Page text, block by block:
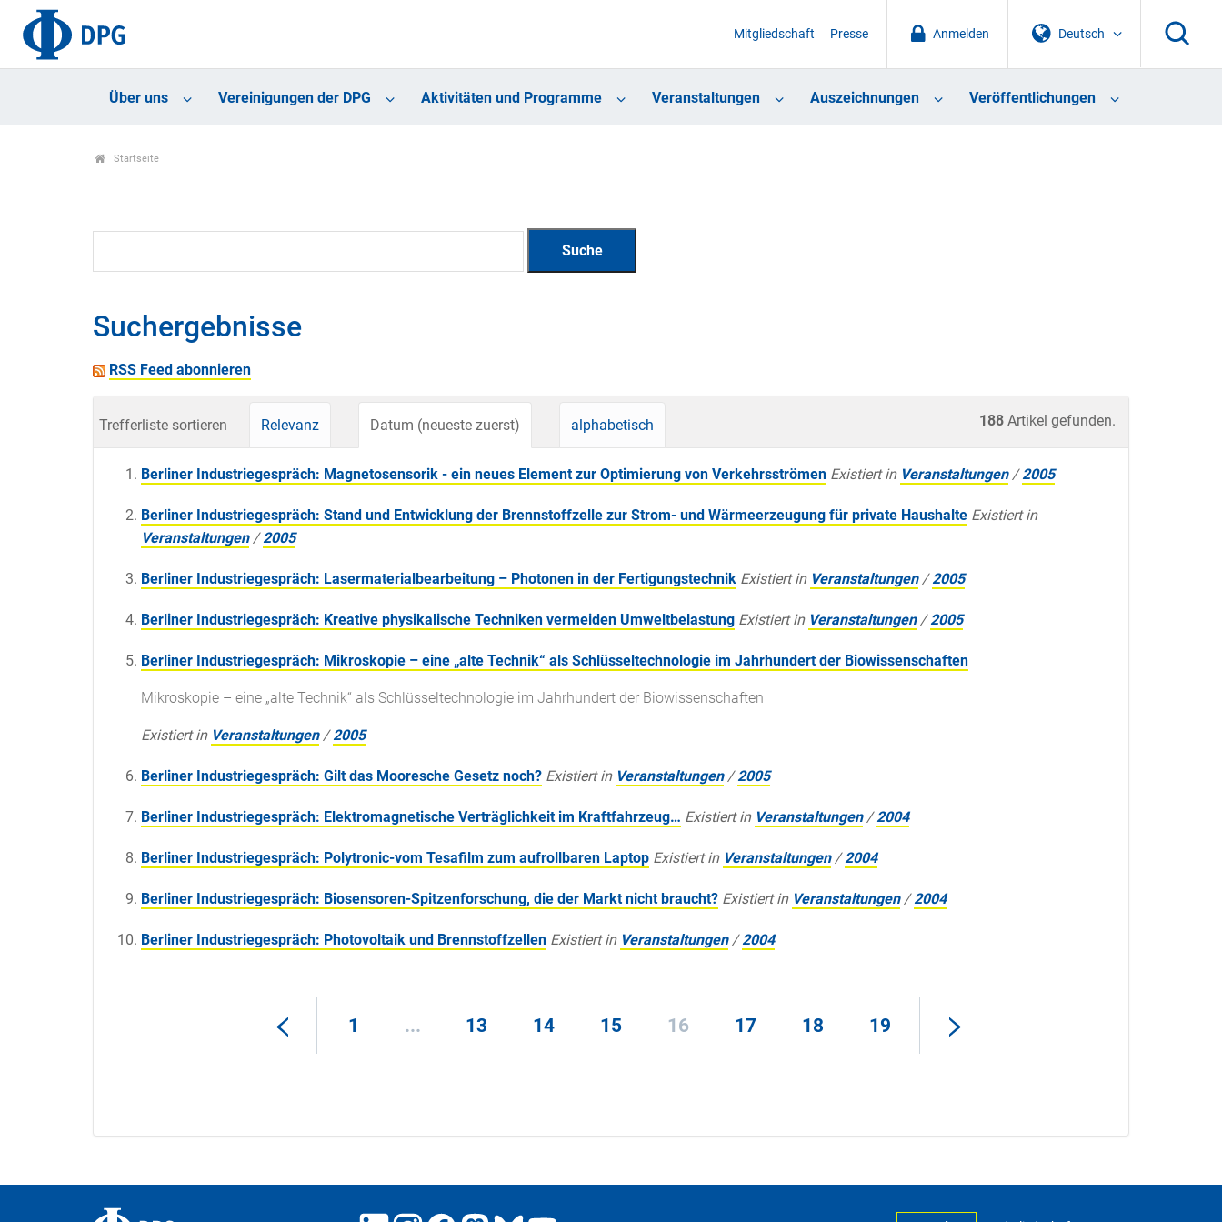
Deutsch
Anmelden
Mitgliedschaft Presse
Über uns Vereinigungen der DPG Aktivitäten und Programme Veranstaltungen Auszeichnungen Veröffentlichungen
Startseite
Suchergebnisse
RSS Feed abonnieren
188 Artikel gefunden.
Trefferliste sortieren Relevanz Datum (neueste zuerst) alphabetisch
Berliner Industriegespräch: Magnetosensorik - ein neues Element zur Optimierung von Verkehrsströmen Existiert in Veranstaltungen /2005
Berliner Industriegespräch: Stand und Entwicklung der Brennstoffzelle zur Strom- und Wärmeerzeugung für private Haushalte Existiert in
Veranstaltungen /2005
Berliner Industriegespräch: Lasermaterialbearbeitung – Photonen in der Fertigungstechnik Existiert in Veranstaltungen /2005
Berliner Industriegespräch: Kreative physikalische Techniken vermeiden Umweltbelastung Existiert in Veranstaltungen /2005
Berliner Industriegespräch: Mikroskopie – eine „alte Technik“ als Schlüsseltechnologie im Jahrhundert der Biowissenschaften
Mikroskopie – eine „alte Technik“ als Schlüsseltechnologie im Jahrhundert der Biowissenschaften
Existiert in Veranstaltungen /2005
Berliner Industriegespräch: Gilt das Mooresche Gesetz noch? Existiert in Veranstaltungen /2005
Berliner Industriegespräch: Elektromagnetische Verträglichkeit im Kraftfahrzeug… Existiert in Veranstaltungen /2004
Berliner Industriegespräch: Polytronic-vom Tesafilm zum aufrollbaren Laptop Existiert in Veranstaltungen /2004
Berliner Industriegespräch: Biosensoren-Spitzenforschung, die der Markt nicht braucht? Existiert in Veranstaltungen /2004
Berliner Industriegespräch: Photovoltaik und Brennstoffzellen Existiert in Veranstaltungen /2004
1 ... 13 14 15 16 17 18 19